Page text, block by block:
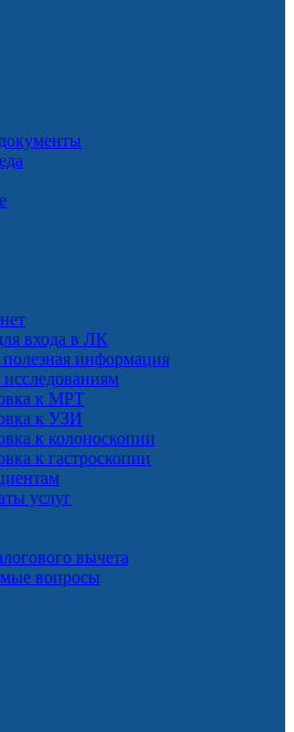
входа в ЛК
информация
к МРТ
к УЗИ
к колоноскопии
к гастроскопии
услуг
вычета
вопросы